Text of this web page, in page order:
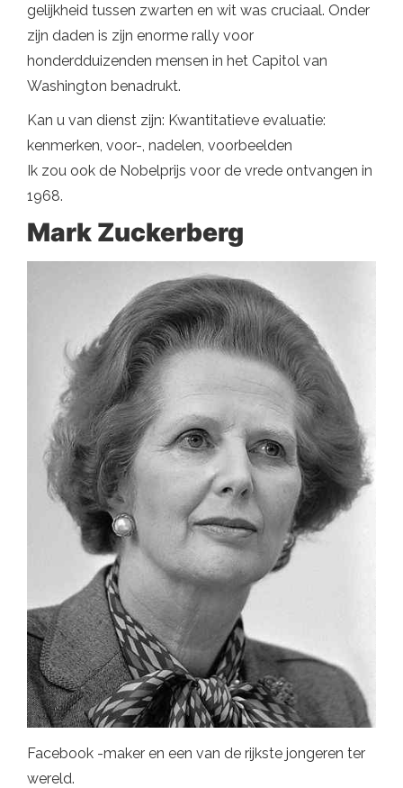
gelijkheid tussen zwarten en wit was cruciaal. Onder
zijn daden is zijn enorme rally voor
honderdduizenden mensen in het Capitol van
Washington benadrukt.
Kan u van dienst zijn: Kwantitatieve evaluatie:
kenmerken, voor-, nadelen, voorbeelden
Ik zou ook de Nobelprijs voor de vrede ontvangen in
1968.
Mark Zuckerberg
Facebook -maker en een van de rijkste jongeren ter
wereld.